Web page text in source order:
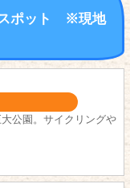
スポット ※現地
公園。サイクリングや